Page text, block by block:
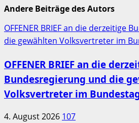
Andere Beiträge des Autors
OFFENER BRIEF an die derzeitige
die gewählten Volksvertreter im
OFFENER BRIEF an die
Bundesregierung und die
Volksvertreter im
4. August 2026 107